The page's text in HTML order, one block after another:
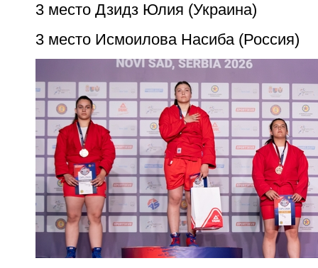
3 место Дзидз Юлия (Украина)
3 место Исмоилова Насиба (Россия)